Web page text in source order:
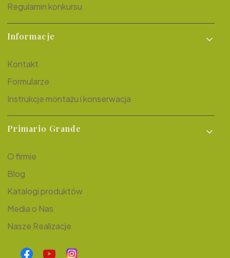
Regulamin konkursu
Informacje
Kontakt
Formularze
Instrukcje montażu i konserwacja
Primario Grande
O firmie
Blog
Katalogi produktów
Media o Nas
Nasze Realizacje